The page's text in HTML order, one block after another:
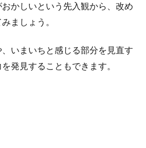
かしいという先入観から、改め
ましょう。
いまいちと感じる部分を見直す
発見することもできます。